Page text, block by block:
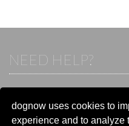
dognow uses cookies to
experience and to analyze
NEED HELP?
Otherwise visit our help and
Go to the
help and contact